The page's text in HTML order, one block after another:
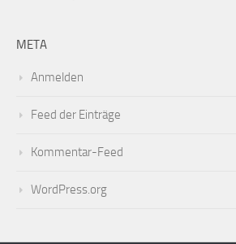
META
Anmelden
Feed der Einträge
Kommentar-Feed
WordPress.org